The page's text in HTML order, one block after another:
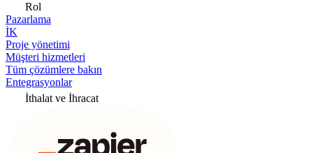
Rol
Pazarlama
İK
Proje yönetimi
Müşteri hizmetleri
Tüm çözümlere bakın
Entegrasyonlar
İthalat ve İhracat